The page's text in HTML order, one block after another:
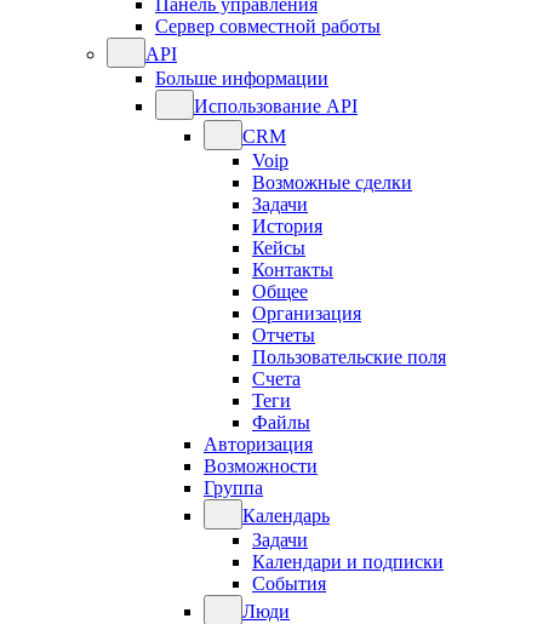
Панель управления
Сервер совместной работы
API
Больше информации
Использование API
CRM
Voip
Возможные сделки
Задачи
История
Кейсы
Контакты
Общее
Организация
Отчеты
Пользовательские поля
Счета
Теги
Файлы
Авторизация
Возможности
Группа
Календарь
Задачи
Календари и подписки
События
Люди